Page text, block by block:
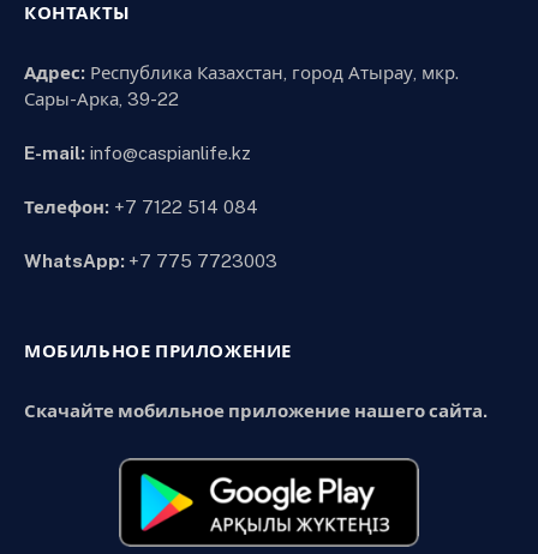
КОНТАКТЫ
Адрес: Республика Казахстан, город Атырау, мкр.
Сары-Арка, 39-22
E-mail: info@caspianlife.kz
Телефон: +7 7122 514 084
WhatsApp: +7 775 7723003
МОБИЛЬНОЕ ПРИЛОЖЕНИЕ
Скачайте мобильное приложение нашего сайта.